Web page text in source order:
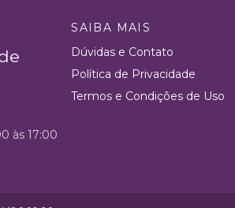
SAIBA MAIS
Dúvidas e Contato
Política de Privacidade
Termos e Condições de Uso
às 17:00